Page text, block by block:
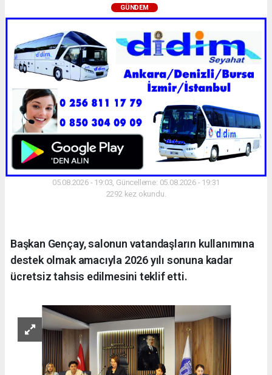
GÜNDEM
05.08.2026 - 19:03, Güncelleme: 05.08.2026 - 19:31
2292 kez okundu.
Başkan Gençay, salonun vatandaşların kullanımına
destek olmak amacıyla 2026 yılı sonuna kadar
ücretsiz tahsis edilmesini teklif etti.